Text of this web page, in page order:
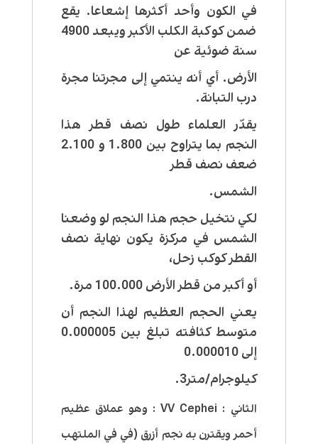
في الكون وأحد أكثرها إشعاعا. يقع
ضمن كوكبة الكلب الأكبر ويبعد 4900
سنة ضوئية عن
الأرض. أي أنه ينتمي إلى مجرتنا مجرة
درب التبانة.
يقدّر العلماء طول نصف قطر هذا
النجم بما يتراوح بين 1.800 و 2.100
ضعف نصف قطر
الشمس.
لكي نتخيل حجم هذا النجم لو وضعنا
الشمس في مركزة يكون نهاية نصف
القطر كوكب زحل،
أو أكبر من قطر الأرض 100.000 مرة.
يعني الحجم العظيم لهذا النجم أن
متوسط كثافته تبلغ بين 0.000005
إلى 0.000010
كيلوجرام/متر3.
الثاني : VV Cephei : وهو عملاق عظيم
أحمر ويقترن به نجم أزرق (في في الملتهب